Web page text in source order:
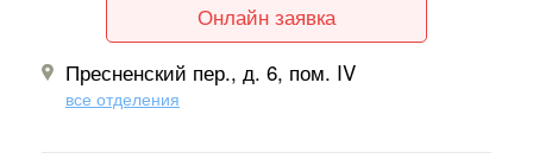
Онлайн заявка
Пресненский пер., д. 6, пом. IV
все отделения